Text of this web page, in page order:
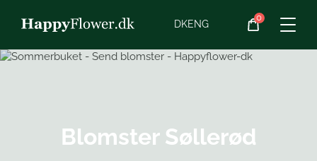
Blomster
DKENG
0
BlomsterSøllerød